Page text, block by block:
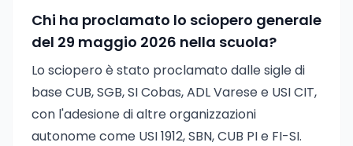
Chi ha proclamato lo sciopero generale
del 29 maggio 2026 nella scuola?
Lo sciopero è stato proclamato dalle sigle di
base CUB, SGB, SI Cobas, ADL Varese e USI CIT,
con l'adesione di altre organizzazioni
autonome come USI 1912, SBN, CUB PI e FI-SI.